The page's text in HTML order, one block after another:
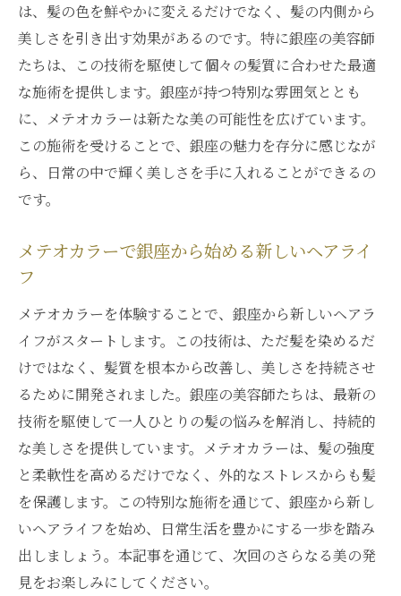
銀座のメテオカラーで見える未来の髪質
メテオカラーで切り開く銀座の髪質改善の
未来
は、髪の色を鮮やかに変えるだけでなく、髪の内側から
美しさを引き出す効果があるのです。特に銀座の美容師
たちは、この技術を駆使して個々の髪質に合わせた最適
な施術を提供します。銀座が持つ特別な雰囲気ととも
に、メテオカラーは新たな美の可能性を広げています。
この施術を受けることで、銀座の魅力を存分に感じなが
ら、日常の中で輝く美しさを手に入れることができるの
です。
メテオカラーで銀座から始める新しいヘアライ
フ
メテオカラーを体験することで、銀座から新しいヘアラ
イフがスタートします。この技術は、ただ髪を染めるだ
けではなく、髪質を根本から改善し、美しさを持続させ
るために開発されました。銀座の美容師たちは、最新の
技術を駆使して一人ひとりの髪の悩みを解消し、持続的
な美しさを提供しています。メテオカラーは、髪の強度
と柔軟性を高めるだけでなく、外的なストレスからも髪
を保護します。この特別な施術を通じて、銀座から新し
いヘアライフを始め、日常生活を豊かにする一歩を踏み
出しましょう。本記事を通じて、次回のさらなる美の発
見をお楽しみにしてください。